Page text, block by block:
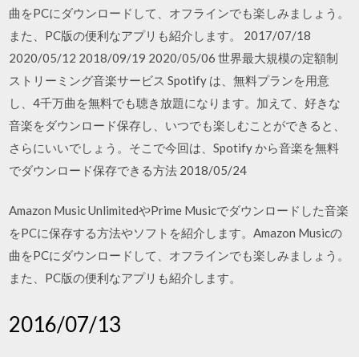
曲をPCにダウンロードして、オフラインでも楽しみましょう。
また、PC版の便利なアプリも紹介します。 2017/07/18
2020/05/12 2018/09/19 2020/05/06 世界最大規模の定額制
ストリーミング音楽サービス Spotify は、無料プランを用意
し、4千万曲を無料でも聴き放題になります。加えて、好きな
音楽をダウンロード保存し、いつでも楽しむことができると、
さらにいいでしょう。そこで今回は、Spotify から音楽を無料
でダウンロード保存できる方法 2018/05/24
Amazon Music UnlimitedやPrime Musicでダウンロードした音楽
をPCに保存する方法やソフトを紹介します。Amazon Musicの
曲をPCにダウンロードして、オフラインでも楽しみましょう。
また、PC版の便利なアプリも紹介します。
2016/07/13